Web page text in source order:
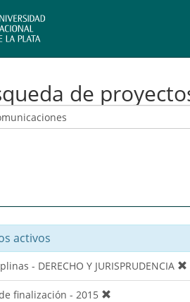
de
activos
- DERECHO Y JURISPRUDENCIA
finalización - 2015